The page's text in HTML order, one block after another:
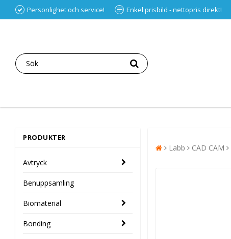
Personlighet och service! Enkel prisbild - nettopris direkt!
PRODUKTER
Avtryck
Benuppsamling
Biomaterial
Bonding
Labb CAD CAM